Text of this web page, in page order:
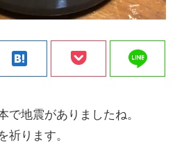
hatenabookmark line
で地震がありましたね。
祈ります。